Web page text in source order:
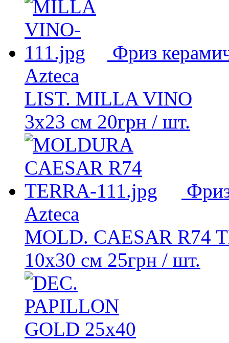
Фриз
Azteca
LIST. MILLA VINO
3х23 см 20грн / шт.
Azteca
MOLD. CAESAR R74
10x30 см 25грн / шт.